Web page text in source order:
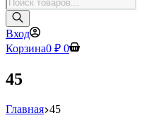
товаров
Вход
Корзина0 ₽ 0
45
Главная 45